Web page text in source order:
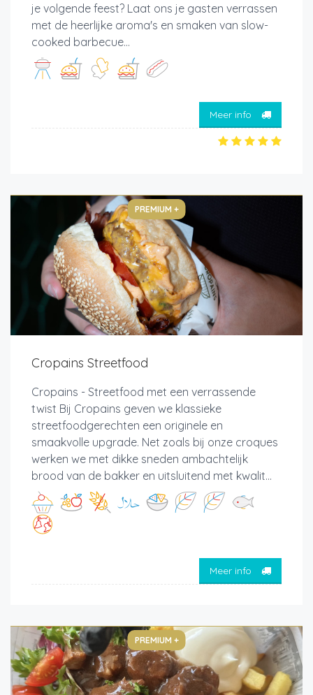
je volgende feest? Laat ons je gasten verrassen
met de heerlijke aroma's en smaken van slow-
cooked barbecue...
Meer info
PREMIUM +
Cropains Streetfood
Cropains - Streetfood met een verrassende
twist Bij Cropains geven we klassieke
streetfoodgerechten een originele en
smaakvolle upgrade. Net zoals bij onze croques
werken we met dikke sneden ambachtelijk
brood van de bakker en uitsluitend met kwalit...
Meer info
PREMIUM +